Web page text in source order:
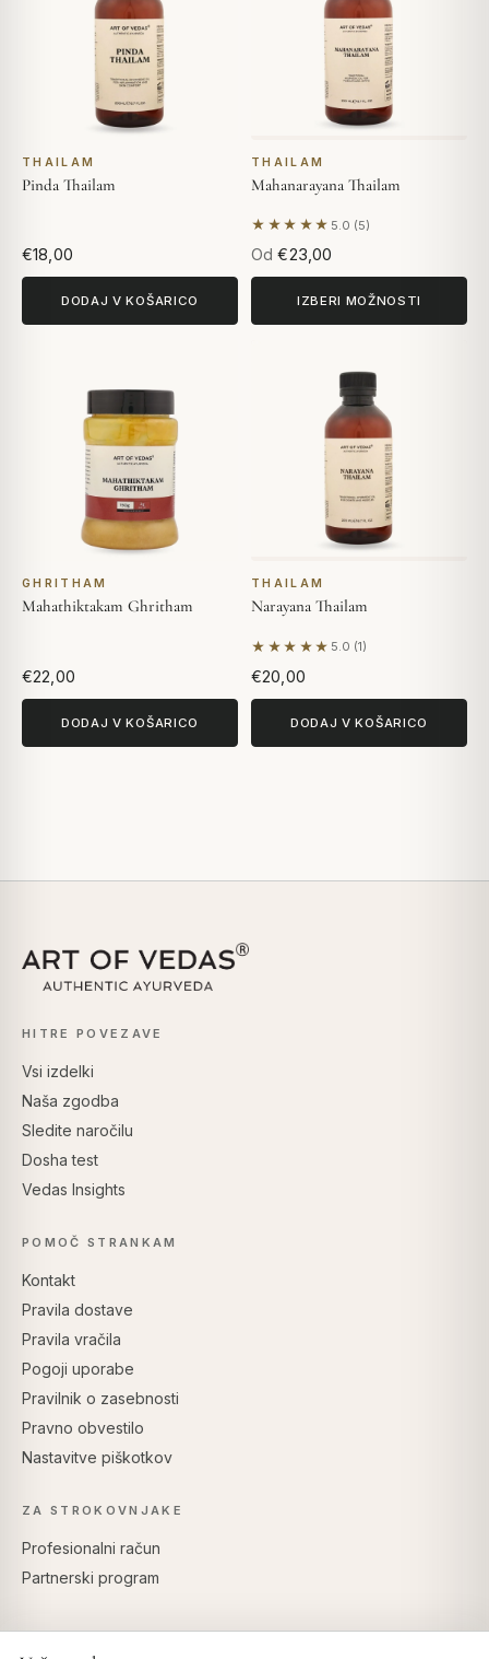
THAILAM
Pinda Thailam
€18,00
DODAJ V KOŠARICO
THAILAM
Mahanarayana Thailam
★★★★★ 5.0 (5)
Na podlagi 5 mnenj
Od €23,00
IZBERI MOŽNOSTI
GHRITHAM
Mahathiktakam Ghritham
€22,00
DODAJ V KOŠARICO
THAILAM
Narayana Thailam
★★★★★ 5.0 (1)
Na podlagi 1 mnenja
€20,00
DODAJ V KOŠARICO
HITRE POVEZAVE
Vsi izdelki
Naša zgodba
Sledite naročilu
Dosha test
Vedas Insights
POMOČ STRANKAM
Kontakt
Pravila dostave
Pravila vračila
Pogoji uporabe
Pravilnik o zasebnosti
Pravno obvestilo
Nastavitve piškotkov
ZA STROKOVNJAKE
Profesionalni račun
Partnerski program